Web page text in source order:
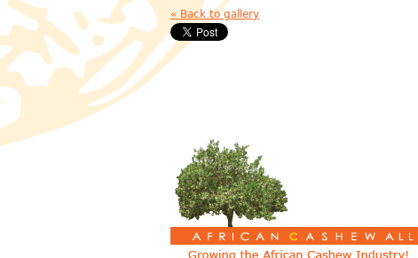
« Back to gallery